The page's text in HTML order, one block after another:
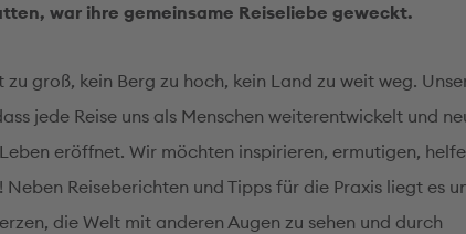
war ihre gemeinsame Reiseliebe geweckt.
zu groß, kein Berg zu hoch, kein Land zu weit weg.
jede Reise uns als Menschen weiterentwickelt und
eröffnet. Wir möchten inspirieren, ermutigen,
Neben Reiseberichten und Tipps für die Praxis liegt es
die Welt mit anderen Augen zu sehen und durch